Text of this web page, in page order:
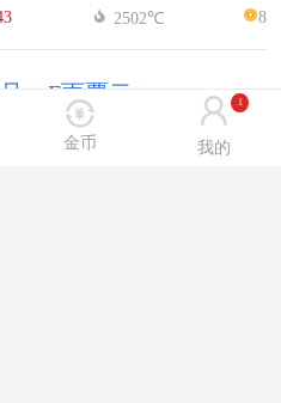
2502℃ 8
，F雨覆云。
金币 我的
1